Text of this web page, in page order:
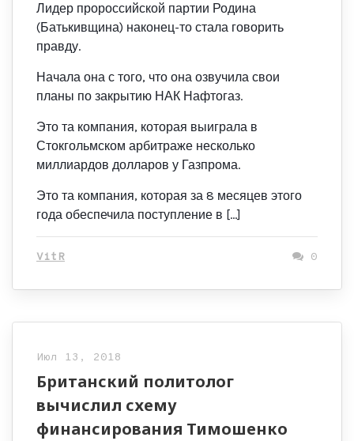
Лидер пророссийской партии Родина
(Батькивщина) наконец-то стала говорить
правду.
Начала она с того, что она озвучила свои
планы по закрытию НАК Нафтогаз.
Это та компания, которая выиграла в
Стокгольмском арбитраже несколько
миллиардов долларов у Газпрома.
Это та компания, которая за 8 месяцев этого
года обеспечила поступление в […]
VitR 0
Июл 13, 2018
Британский политолог
вычислил схему
финансирования Тимошенко